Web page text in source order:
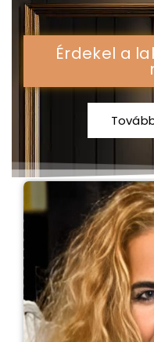
Érdekel a